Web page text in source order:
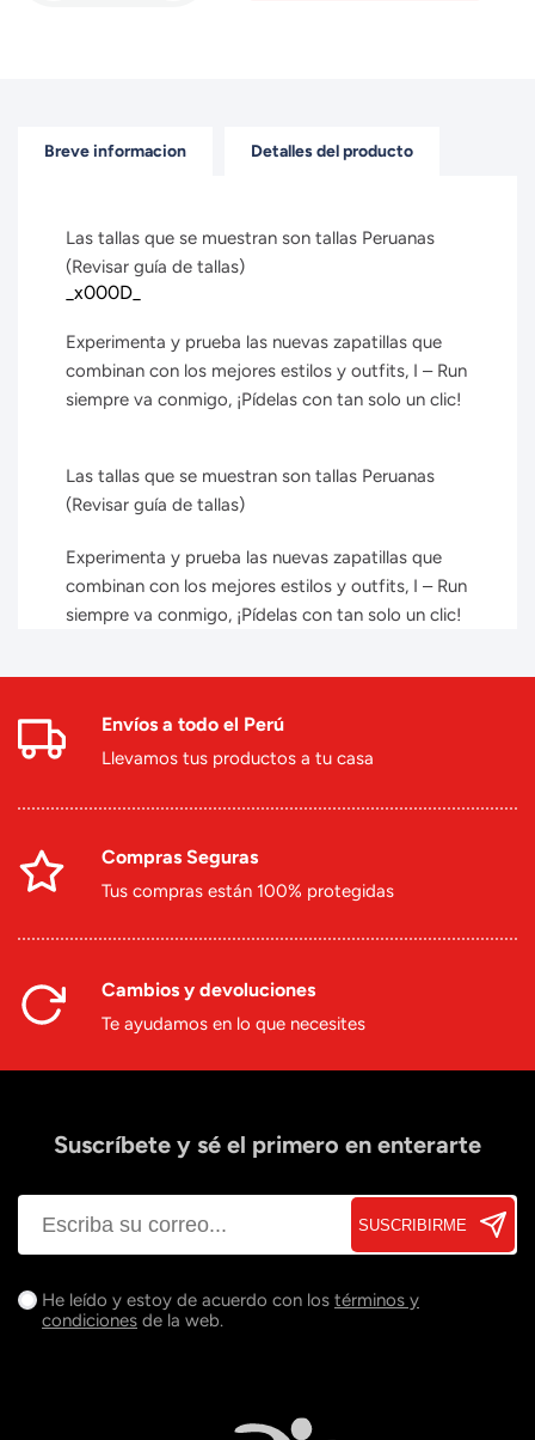
Breve informacion Detalles del producto
Las tallas que se muestran son tallas Peruanas
(Revisar guía de tallas)
_x000D_
Experimenta y prueba las nuevas zapatillas que
combinan con los mejores estilos y outfits, I – Run
siempre va conmigo, ¡Pídelas con tan solo un clic!
Las tallas que se muestran son tallas Peruanas
(Revisar guía de tallas)
Experimenta y prueba las nuevas zapatillas que
combinan con los mejores estilos y outfits, I – Run
siempre va conmigo, ¡Pídelas con tan solo un clic!
Envíos a todo el Perú
Llevamos tus productos a tu casa
Compras Seguras
Tus compras están 100% protegidas
Cambios y devoluciones
Te ayudamos en lo que necesites
Suscríbete y sé el primero en enterarte
SUSCRIBIRME
He leído y estoy de acuerdo con los términos y
condiciones de la web.